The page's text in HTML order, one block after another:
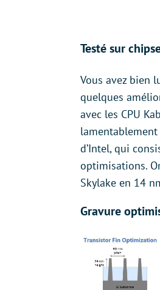
Testé sur
Vous avez bien
quelques
avec les CPU
lamentablement
d’Intel, qui
optimisations.
Skylake en 14
Gravure